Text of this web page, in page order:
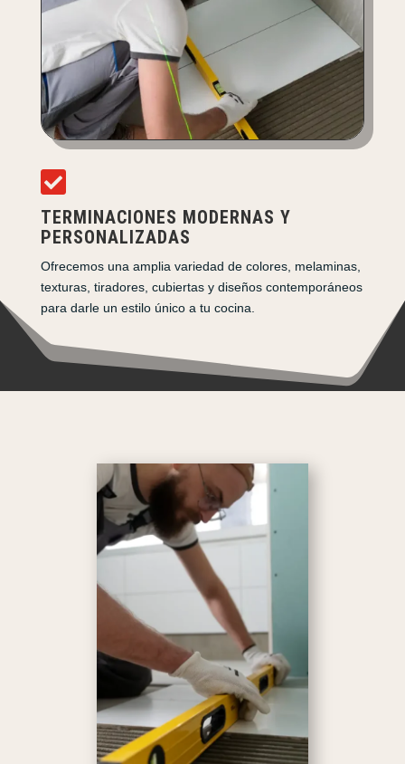

TERMINACIONES MODERNAS Y
PERSONALIZADAS
Ofrecemos una amplia variedad de colores, melaminas,
texturas, tiradores, cubiertas y diseños contemporáneos
para darle un estilo único a tu cocina.